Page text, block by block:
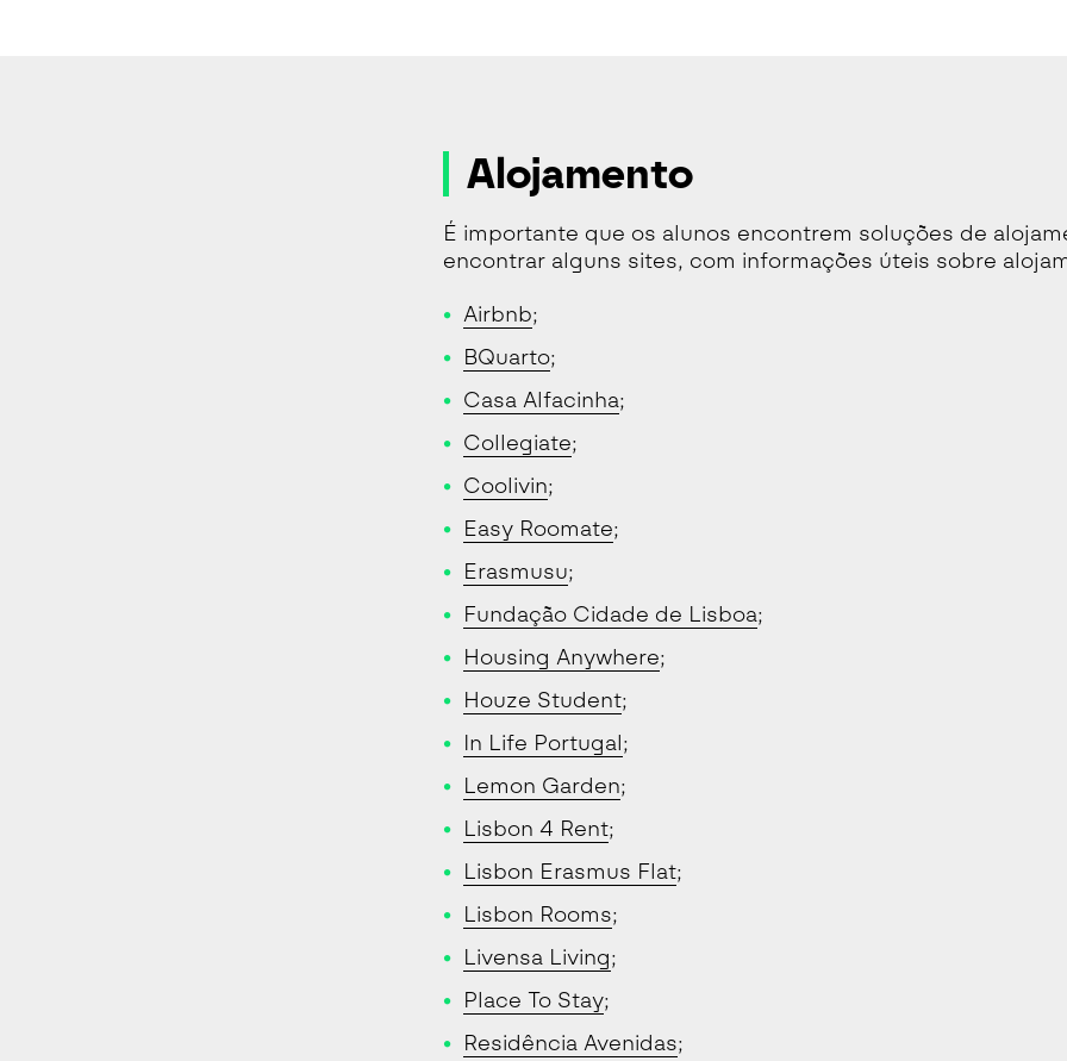
Alojamento
É importante que os alunos encontrem soluções de
encontrar alguns sites, com informações úteis sobre
Airbnb;
BQuarto;
Casa Alfacinha;
Collegiate;
Coolivin;
Easy Roomate;
Erasmusu;
Fundação Cidade de Lisboa;
Housing Anywhere;
Houze Student;
In Life Portugal;
Lemon Garden;
Lisbon 4 Rent;
Lisbon Erasmus Flat;
Lisbon Rooms;
Livensa Living;
Place To Stay;
Residência Avenidas;